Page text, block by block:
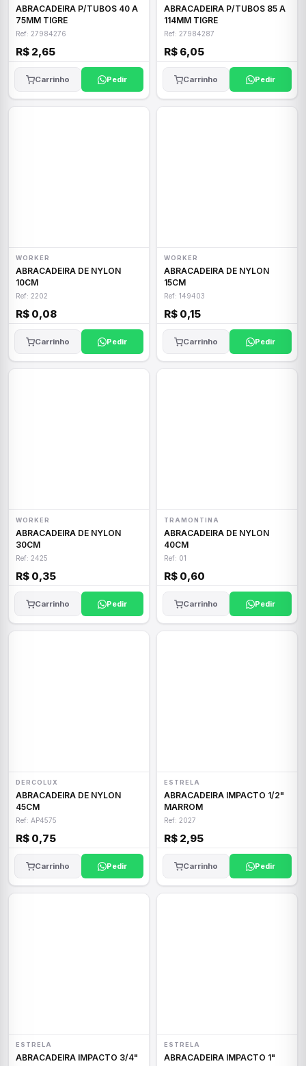
ABRACADEIRA P/TUBOS 40 A
75MM TIGRE
Ref: 27984276
R$ 2,65
Carrinho Pedir
ABRACADEIRA P/TUBOS 85 A
114MM TIGRE
Ref: 27984287
R$ 6,05
Carrinho Pedir
WORKER
ABRACADEIRA DE NYLON
10CM
Ref: 2202
R$ 0,08
Carrinho Pedir
WORKER
ABRACADEIRA DE NYLON
15CM
Ref: 149403
R$ 0,15
Carrinho Pedir
WORKER
ABRACADEIRA DE NYLON
30CM
Ref: 2425
R$ 0,35
Carrinho Pedir
TRAMONTINA
ABRACADEIRA DE NYLON
40CM
Ref: 01
R$ 0,60
Carrinho Pedir
DERCOLUX
ABRACADEIRA DE NYLON
45CM
Ref: AP4575
R$ 0,75
Carrinho Pedir
ESTRELA
ABRACADEIRA IMPACTO 1/2"
MARROM
Ref: 2027
R$ 2,95
Carrinho Pedir
ESTRELA
ABRACADEIRA IMPACTO 3/4"
ESTRELA
ABRACADEIRA IMPACTO 1"